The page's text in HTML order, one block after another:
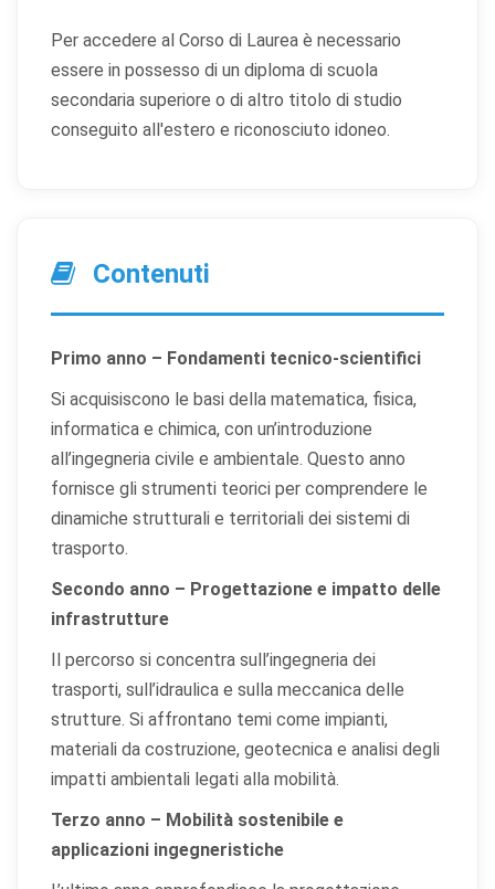
Per accedere al Corso di Laurea è necessario
essere in possesso di un diploma di scuola
secondaria superiore o di altro titolo di studio
conseguito all'estero e riconosciuto idoneo.
Contenuti
Primo anno – Fondamenti tecnico-scientifici
Si acquisiscono le basi della matematica, fisica,
informatica e chimica, con un’introduzione
all’ingegneria civile e ambientale. Questo anno
fornisce gli strumenti teorici per comprendere le
dinamiche strutturali e territoriali dei sistemi di
trasporto.
Secondo anno – Progettazione e impatto delle
infrastrutture
Il percorso si concentra sull’ingegneria dei
trasporti, sull’idraulica e sulla meccanica delle
strutture. Si affrontano temi come impianti,
materiali da costruzione, geotecnica e analisi degli
impatti ambientali legati alla mobilità.
Terzo anno – Mobilità sostenibile e
applicazioni ingegneristiche